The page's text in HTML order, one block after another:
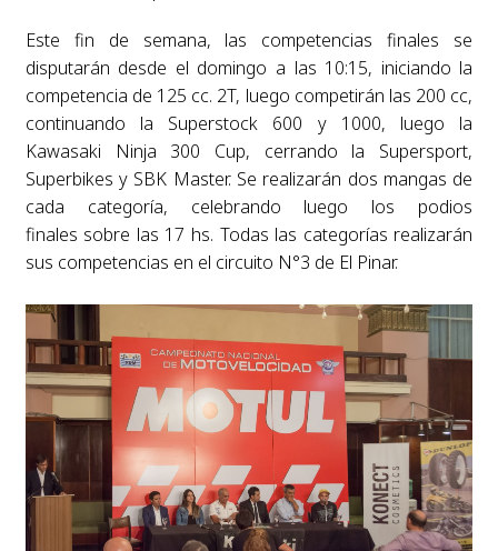
Este fin de semana, las competencias finales se
disputarán desde el domingo a las 10:15, iniciando la
competencia de 125 cc. 2T, luego competirán las 200 cc,
continuando la Superstock 600 y 1000, luego la
Kawasaki Ninja 300 Cup, cerrando la Supersport,
Superbikes y SBK Master. Se realizarán dos mangas de
cada categoría, celebrando luego los podios
finales sobre las 17 hs. Todas las categorías realizarán
sus competencias en el circuito N°3 de El Pinar.